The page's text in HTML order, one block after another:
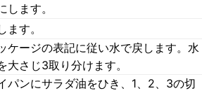
ます。
す。
ケージの表記に従い水で戻します。水
大さじ3取り分けます。
パンにサラダ油をひき、1、2、3の切